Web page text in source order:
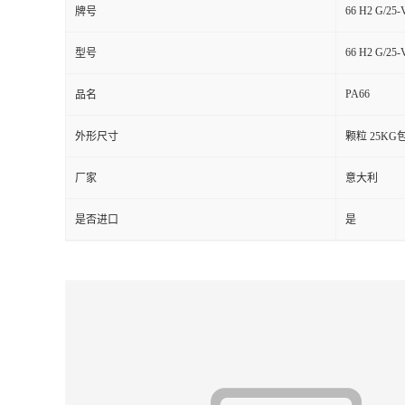
牌号 66 H2 G/25-
型号 66 H2 G/25-
品名 PA66
外形尺寸 颗粒 25KG
厂家 意大利
是否进口 是